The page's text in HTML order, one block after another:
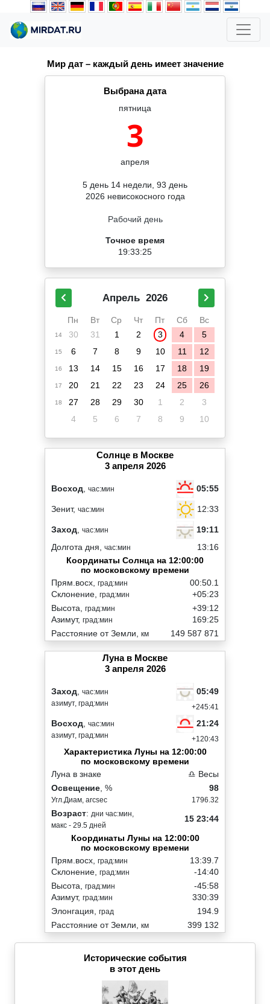
Мир дат – каждый день имеет значение
Выбрана дата
пятница
3
апреля
5 день 14 недели, 93 день
2026 невисокосного года
Рабочий день
Точное время
19:33:25
Апрель 2026
Пн Вт Ср Чт Пт Сб Вс
14 30 31 1 2 3 4 5
15 6 7 8 9 10 11 12
16 13 14 15 16 17 18 19
17 20 21 22 23 24 25 26
18 27 28 29 30 1 2
3
4
5 6 7 8 9 10
Солнце в Москве
3 апреля 2026
Восход час:мин 05:55
Зенит, час:мин 12:33
Заход час:мин
19:11
Долгота дня, час:мин
13:16
Координаты Солнца на 12:00:00
по московскому времени
Прям.восх, град:мин
Склонение, град:мин
00:50.1
+05:23
Высота, град:мин
Азимут, град:мин
+39:12
169:25
Расстояние от Земли, км 149 587 871
Луна в Москве
3 апреля 2026
Заход час:мин
азимут, град:мин
05:49
+245:41
Восход час:мин
азимут, град:мин
21:24
+120:43
Характеристика Луны на 12:00:00
по московскому времени
Луна в знаке
♎ Весы
Освещение , %
Угл.Диам, arcsec
98
1796.32
Возраст: дни час:мин,
макс - 29.5 дней
15 23:44
Координаты Луны на 12:00:00
по московскому времени
Прям.восх, град:мин
Склонение, град:мин
13:39.7
-14:40
Высота, град:мин
Азимут, град:мин
-45:58
330:39
Элонгация, град
194.9
Расстояние от Земли, км 399 132
Исторические события
в этот день